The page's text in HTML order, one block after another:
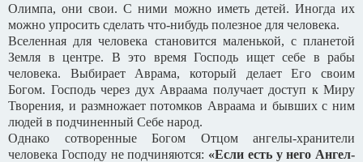
Олимпа, они свои. С ними можно иметь детей. Иногда их
можно упросить сделать что-нибудь полезное для человека.
Вселенная для человека становится маленькой, с планетой
Земля в центре. В это время Господь ищет себе в рабы
человека. Выбирает Аврама, который делает Его своим
Богом. Господь через дух Авраама получает доступ к Миру
Творения, и размножает потомков Авраама и бывших с ним
людей в подчиненный Себе народ.
Однако сотворенные Богом Отцом ангелы-хранители
человека Господу не подчиняются: «Если есть у него Ангел-